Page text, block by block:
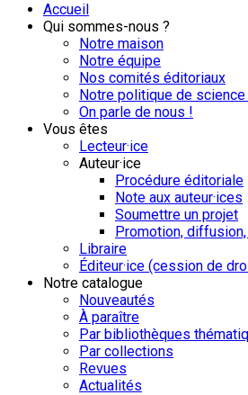
Accueil
Qui sommes-nous ?
Notre maison
Notre équipe
Nos comités éditoriaux
Notre politique de
On parle de nous !
Vous êtes
Lecteur·ice
Auteur·ice
Procédure éditoriale
Note aux auteur·ices
Soumettre un projet
Promotion,
Libraire
Éditeur·ice (cession de
Notre catalogue
Nouveautés
À paraître
Par bibliothèques
Par collections
Revues
Actualités